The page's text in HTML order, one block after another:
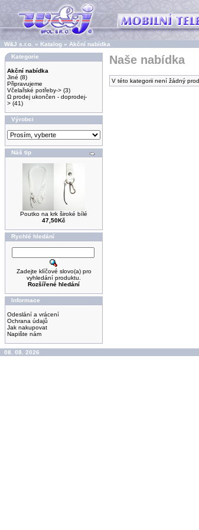
W&J s.r.o. » Katalog » Akční nabídka
Kategorie
Akční nabídka
Jiné (8)
Připravujeme
Včelařské potřeby-> (3)
Ω prodej ukončen - doprodej-
> (41)
Výrobci
Náš tip
Poutko na krk široké bílé
47,50Kč
Rychlé hledání
Zadejte klíčové slovo(a) pro
vyhledání produktu.
Rozšířené hledání
Informace
Odeslání a vrácení
Ochrana údajů
Jak nakupovat
Napište nám
Naše nabídka
V této kategorii není žádný
08. 08. 2026